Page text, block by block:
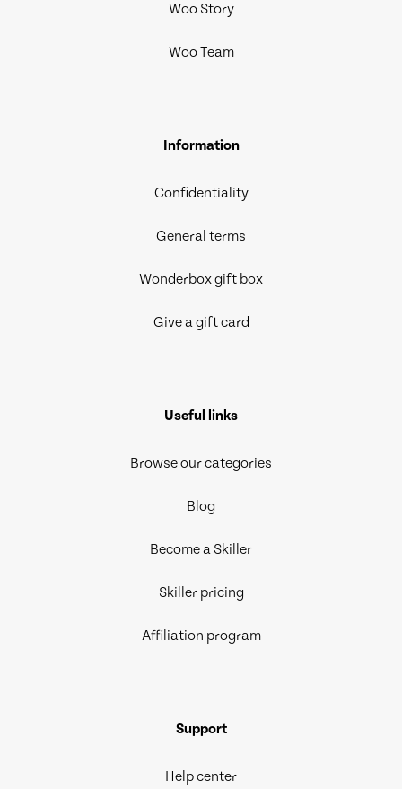
Woo Story
Woo Team
Information
Confidentiality
General terms
Wonderbox gift box
Give a gift card
Useful links
Browse our categories
Blog
Become a Skiller
Skiller pricing
Affiliation program
Support
Help center